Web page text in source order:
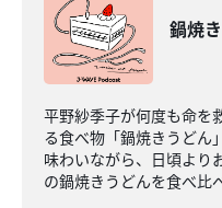
鍋焼
平野紗季子が何度も命を
る食べ物「鍋焼きうどん
味わいながら、日頃より
の鍋焼きうどんを食べ比